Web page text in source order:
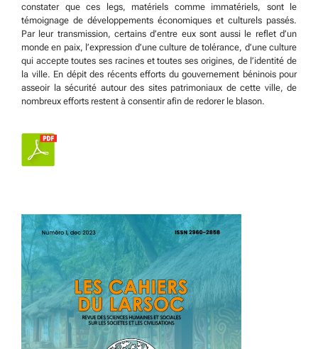
constater que ces legs, matériels comme immatériels, sont le
témoignage de développements économiques et culturels passés.
Par leur transmission, certains d’entre eux sont aussi le reflet d’un
monde en paix, l’expression d’une culture de tolérance, d’une culture
qui accepte toutes ses racines et toutes ses origines, de l’identité de
la ville. En dépit des récents efforts du gouvernement béninois pour
asseoir la sécurité autour des sites patrimoniaux de cette ville, de
nombreux efforts restent à consentir afin de redorer le blason.